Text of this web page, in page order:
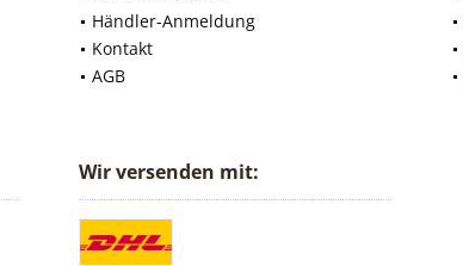
Händler-Anmeldung
Kontakt
AGB
Wir versenden mit: